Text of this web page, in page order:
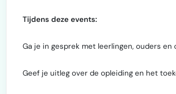
Tijdens deze events:
Ga je in gesprek met leerlingen, ouders
Geef je uitleg over de opleiding en het